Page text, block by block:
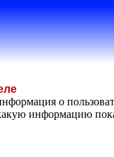
о
информацию